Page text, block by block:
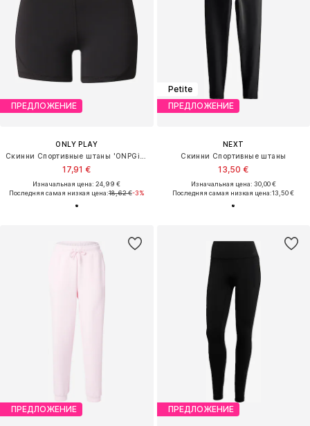
ПРЕДЛОЖЕНИЕ
ONLY PLAY
17,91 €
Изначальная цена: 24,99 €
Последняя самая низкая цена:18,62 €-3%
Petite
ПРЕДЛОЖЕНИЕ
NEXT
Скинни Спортивные штаны
13,50 €
Изначальная цена: 30,00 €
Последняя самая низкая цена:13,50 €
ПРЕДЛОЖЕНИЕ ПРЕДЛОЖЕНИЕ